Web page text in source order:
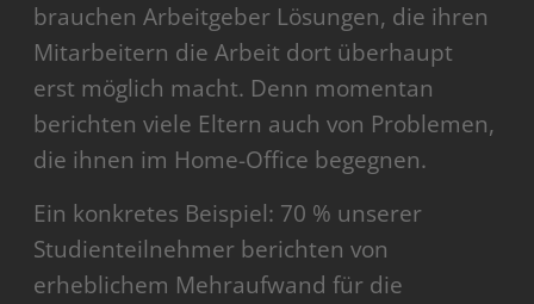
brauchen Arbeitgeber Lösungen, die ihren
Mitarbeitern die Arbeit dort überhaupt
erst möglich macht. Denn momentan
berichten viele Eltern auch von Problemen,
die ihnen im Home-Office begegnen.
Ein konkretes Beispiel: 70 % unserer
Studienteilnehmer berichten von
erheblichem Mehraufwand für die